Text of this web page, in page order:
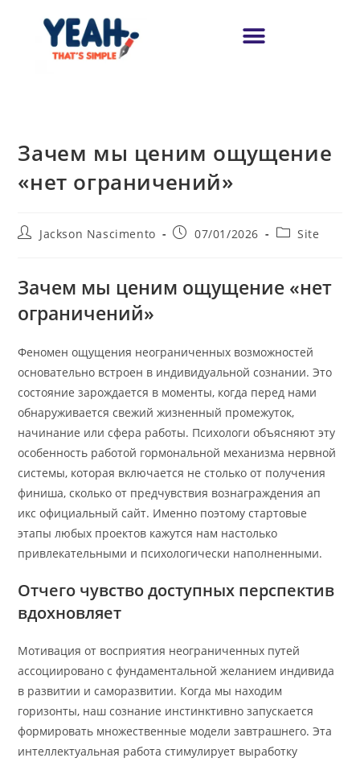
Зачем мы ценим ощущение
«нет ограничений»
Jackson Nascimento 07/01/2026 Site
Зачем мы ценим ощущение «нет
ограничений»
Феномен ощущения неограниченных возможностей
основательно встроен в индивидуальной сознании. Это
состояние зарождается в моменты, когда перед нами
обнаруживается свежий жизненный промежуток,
начинание или сфера работы. Психологи объясняют эту
особенность работой гормональной механизма нервной
системы, которая включается не столько от получения
финиша, сколько от предчувствия вознаграждения ап
икс официальный сайт. Именно поэтому стартовые
этапы любых проектов кажутся нам настолько
привлекательными и психологически наполненными.
Отчего чувство доступных перспектив
вдохновляет
Мотивация от восприятия неограниченных путей
ассоциировано с фундаментальной желанием индивида
в развитии и саморазвитии. Когда мы находим
горизонты, наш сознание инстинктивно запускается
формировать множественные модели завтрашнего. Эта
интеллектуальная работа стимулирует выработку